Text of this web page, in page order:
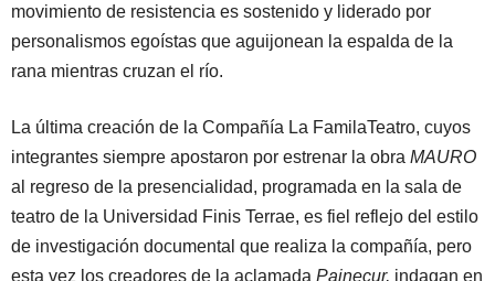
movimiento de resistencia es sostenido y liderado por
personalismos egoístas que aguijonean la espalda de la
rana mientras cruzan el río.
La última creación de la Compañía La FamilaTeatro, cuyos
integrantes siempre apostaron por estrenar la obra MAURO
al regreso de la presencialidad, programada en la sala de
teatro de la Universidad Finis Terrae, es fiel reflejo del estilo
de investigación documental que realiza la compañía, pero
esta vez los creadores de la aclamada Painecur, indagan en